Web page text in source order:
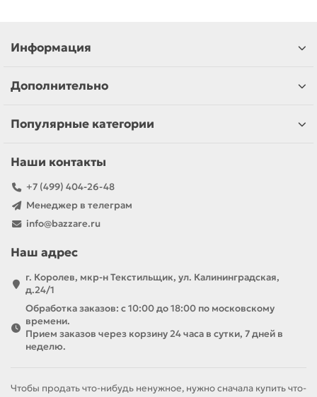
Информация
Дополнительно
Популярные категории
Наши контакты
+7 (499) 404-26-48
Менеджер в телеграм
info@bazzare.ru
Наш адрес
г. Королев, мкр-н Текстильщик, ул. Калининградская,
д.24/1
Обработка заказов: с 10:00 до 18:00 по московскому
времени.
Прием заказов через корзину 24 часа в сутки, 7 дней в
неделю.
Чтобы продать что-нибудь ненужное, нужно сначала купить что-